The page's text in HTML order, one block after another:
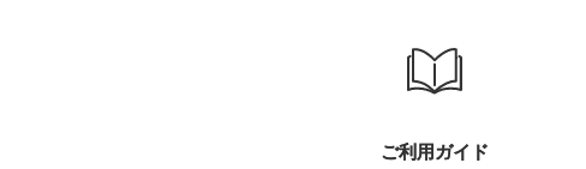
ご利用ガイド